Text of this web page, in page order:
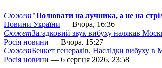
Сюжет"Полювати на лучника, а не на
Новини України — Вчора, 16:36
СюжетЗагадковий звук вибуху налякав
Росія новини — Вчора, 15:27
СюжетБенкет генералів. Наслідки вибуху в
Росія новини — 6 серпня 2026, 23:58